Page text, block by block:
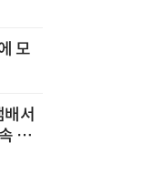
모
서
가